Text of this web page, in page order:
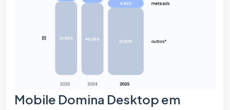
Mobile Domina Desktop em